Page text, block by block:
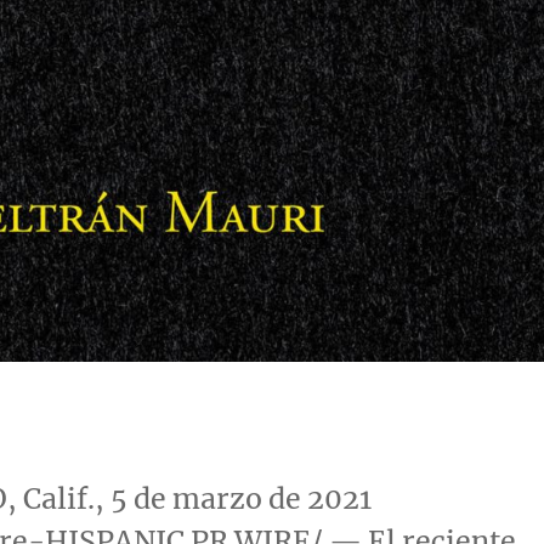
Calif., 5 de marzo de 2021